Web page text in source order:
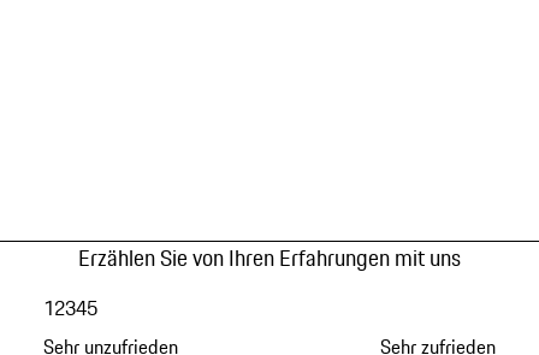
Erzählen Sie von Ihren Erfahrungen mit uns
Sehr unzufrieden
12345
Sehr zufrieden